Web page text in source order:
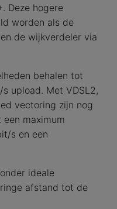
Deze hogere
worden als de
de wijkverdeler via
behalen tot
upload. Met VDSL2,
vectoring zijn nog
maximum
s en een
ideale
afstand tot de